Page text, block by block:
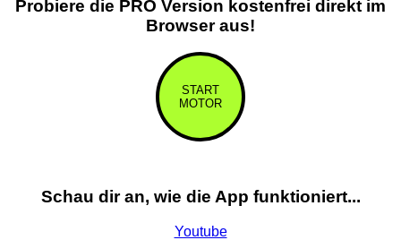
Probiere die PRO Version kostenfrei direkt im
Browser aus!
START
MOTOR
Schau dir an, wie die App funktioniert...
Youtube